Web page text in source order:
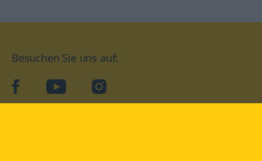
Besuchen Sie uns auf:
facebookYouTube Instagram